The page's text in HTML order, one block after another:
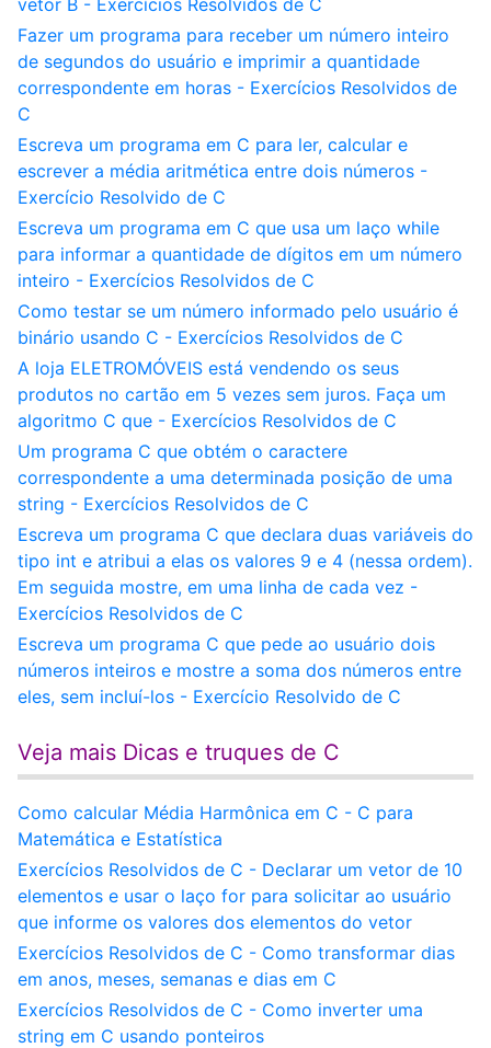
vetor B - Exercícios Resolvidos de C
Fazer um programa para receber um número inteiro
de segundos do usuário e imprimir a quantidade
correspondente em horas - Exercícios Resolvidos de
C
Escreva um programa em C para ler, calcular e
escrever a média aritmética entre dois números -
Exercício Resolvido de C
Escreva um programa em C que usa um laço while
para informar a quantidade de dígitos em um número
inteiro - Exercícios Resolvidos de C
Como testar se um número informado pelo usuário é
binário usando C - Exercícios Resolvidos de C
A loja ELETROMÓVEIS está vendendo os seus
produtos no cartão em 5 vezes sem juros. Faça um
algoritmo C que - Exercícios Resolvidos de C
Um programa C que obtém o caractere
correspondente a uma determinada posição de uma
string - Exercícios Resolvidos de C
Escreva um programa C que declara duas variáveis do
tipo int e atribui a elas os valores 9 e 4 (nessa ordem).
Em seguida mostre, em uma linha de cada vez -
Exercícios Resolvidos de C
Escreva um programa C que pede ao usuário dois
números inteiros e mostre a soma dos números entre
eles, sem incluí-los - Exercício Resolvido de C
Veja mais Dicas e truques de C
Como calcular Média Harmônica em C - C para
Matemática e Estatística
Exercícios Resolvidos de C - Declarar um vetor de 10
elementos e usar o laço for para solicitar ao usuário
que informe os valores dos elementos do vetor
Exercícios Resolvidos de C - Como transformar dias
em anos, meses, semanas e dias em C
Exercícios Resolvidos de C - Como inverter uma
string em C usando ponteiros